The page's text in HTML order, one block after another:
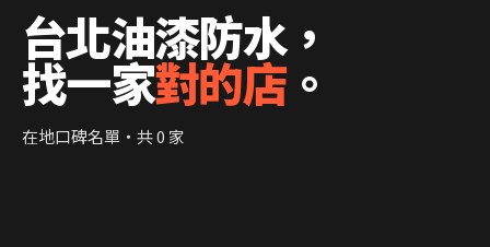
台北油漆防水，
找一家對的店。
在地口碑名單・共 0 家